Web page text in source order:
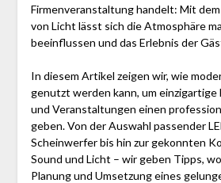
Firmenveranstaltung handelt: Mit
von Licht lässt sich die Atmosphäre
beeinflussen und das Erlebnis der
In diesem Artikel zeigen wir, wie
genutzt werden kann, um einzigartige
und Veranstaltungen einen
geben. Von der Auswahl passender
Scheinwerfer bis hin zur gekonnten
Sound und Licht – wir geben Tipps,
Planung und Umsetzung eines